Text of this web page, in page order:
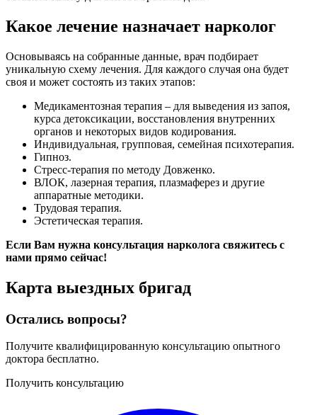
Какое лечение назначает нарколог
Основываясь на собранные данные, врач подбирает
уникальную схему лечения. Для каждого случая она будет
своя и может состоять из таких этапов:
Медикаментозная терапия – для выведения из запоя,
курса детоксикации, восстановления внутренних
органов и некоторых видов кодирования.
Индивидуальная, групповая, семейная психотерапия.
Гипноз.
Стресс-терапия по методу Довженко.
ВЛОК, лазерная терапия, плазмаферез и другие
аппаратные методики.
Трудовая терапия.
Эстетическая терапия.
Если Вам нужна консультация нарколога свяжитесь с
нами прямо сейчас!
Карта выездных бригад
Остались вопросы?
Получите квалифицированную консультацию опытного
доктора бесплатно.
Получить консультацию